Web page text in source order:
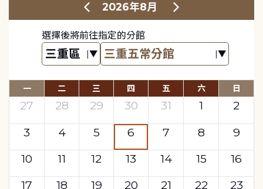
2026年8月
選擇後將前往指定的分館
一 二 三 四 五 六 日
27 28 29 30 31 1
2
3
4 5 6 7 8
9
10
11 12 13 14 15
16
17
18 19 20 21 22
23